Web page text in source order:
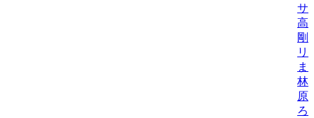
サ
高
剛
リ
ま
林
原
ろ